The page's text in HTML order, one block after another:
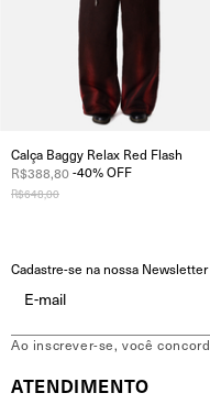
Modelagem:
Baggy
abertura de barra
Tecido:
Denim 100%
garantindo a origem
social durante a sua
Lavanderia:
personalizados.
Instruções de Lavagem:
Calça Baggy Relax Red Flash
R$388,80-40%OFF
R$648,00
Cadastre-se na nossa Newsletter
Ao inscrever-se, você
ATENDIMENTO